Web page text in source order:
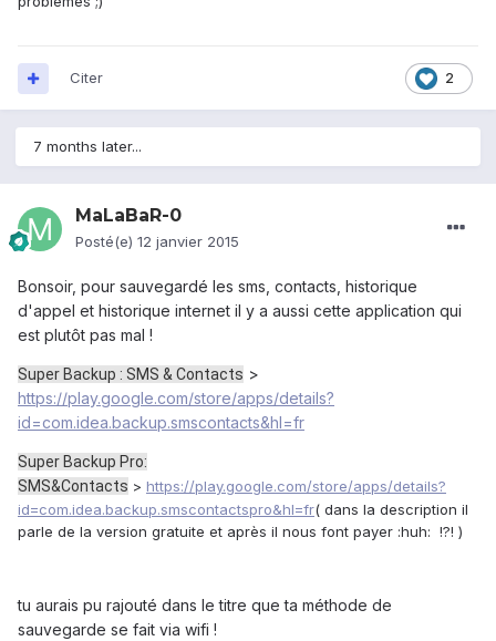
2
Citer
7 months later...
MaLaBaR-0
Posté(e) 12 janvier 2015
Bonsoir, pour sauvegardé les sms, contacts, historique
d'appel et historique internet il y a aussi cette application qui
est plutôt pas mal !
Super Backup : SMS & Contacts >
https://play.google.com/store/apps/details?
id=com.idea.backup.smscontacts&hl=fr
Super Backup Pro:
SMS&Contacts > https://play.google.com/store/apps/details?
id=com.idea.backup.smscontactspro&hl=fr( dans la description il
parle de la version gratuite et après il nous font payer :huh: !?! )
tu aurais pu rajouté dans le titre que ta méthode de
sauvegarde se fait via wifi !